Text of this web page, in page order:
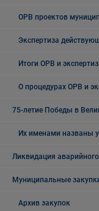
ОРВ проектов
Экспертиза
Итоги ОРВ и
О процедурах ОРВ и
75-летие Победы в
Их именами названы
Ликвидация
Муниципальные
Архив закупок